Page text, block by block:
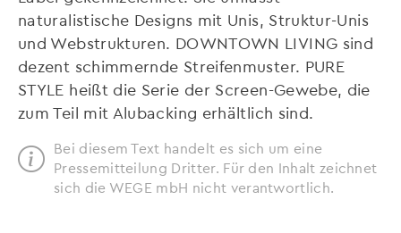
naturalistische Designs mit Unis, Struktur-Unis
und Webstrukturen. DOWNTOWN LIVING sind
dezent schimmernde Streifenmuster. PURE
STYLE heißt die Serie der Screen-Gewebe, die
zum Teil mit Alubacking erhältlich sind.
Bei diesem Text handelt es sich um eine
Pressemitteilung Dritter. Für den Inhalt zeichnet
sich die WEGE mbH nicht verantwortlich.